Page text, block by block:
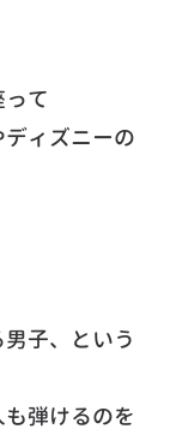
て
ィズニーの
子、という
弾けるのを